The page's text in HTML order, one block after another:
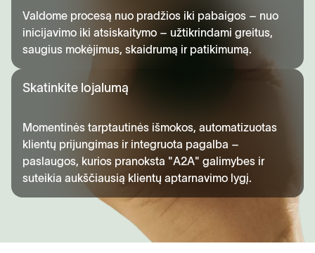
Valdome procesą nuo pradžios iki pabaigos – nuo
inicijavimo iki atsiskaitymo – užtikrindami greitus,
saugius mokėjimus, skaidrumą ir patikimumą.
Skatinkite lojalumą
Momentinės tarptautinės išmokos, automatizuotas
klientų prijungimas ir integruota pagalba –
paslaugos, kurios pranoksta "A2A" galimybes ir
suteikia aukščiausią klientų aptarnavimo lygį.